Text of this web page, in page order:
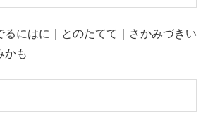
るにはに｜とのたてて｜さかみづきい
かも